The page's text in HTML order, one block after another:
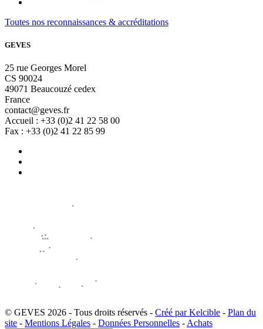
Toutes nos reconnaissances & accréditations
GEVES
25 rue Georges Morel
CS 90024
49071 Beaucouzé cedex
France
contact@geves.fr
Accueil : +33 (0)2 41 22 58 00
Fax : +33 (0)2 41 22 85 99
© GEVES 2026 - Tous droits réservés - Créé par Kelcible - Plan du
site - Mentions Légales - Données Personnelles - Achats